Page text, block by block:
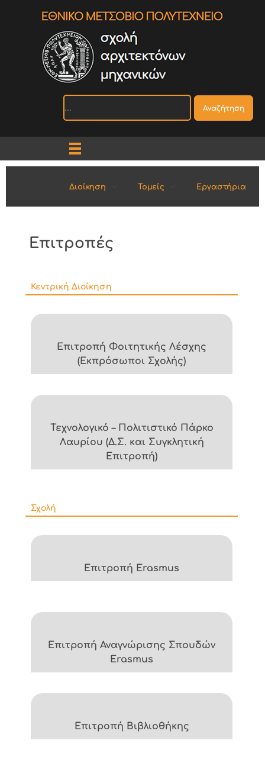
Αναζήτηση
Διοίκηση Τομείς Εργαστήρια
Επιτροπές
Κεντρική Διοίκηση
Επιτροπή Φοιτητικής Λέσχης
(Εκπρόσωποι Σχολής)
Τεχνολογικό – Πολιτιστικό Πάρκο
Λαυρίου (Δ.Σ. και Συγκλητική
Επιτροπή)
Σχολή
Επιτροπή Erasmus
Επιτροπή Αναγνώρισης Σπουδών
Erasmus
Επιτροπή Βιβλιοθήκης